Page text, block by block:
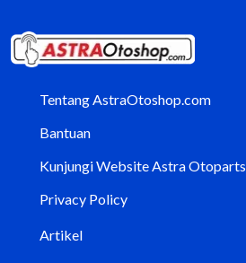
Tentang AstraOtoshop.com
Bantuan
Kunjungi Website Astra Otoparts
Privacy Policy
Artikel